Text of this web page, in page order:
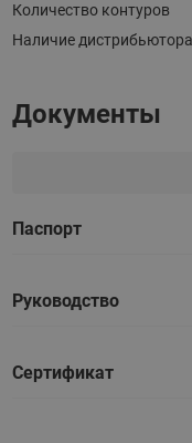
Количество контуров
Наличие дистрибьютора
Документы
Паспорт
Руководство
Сертификат